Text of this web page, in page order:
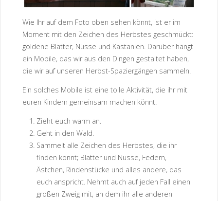
Wie Ihr auf dem Foto oben sehen könnt, ist er im
Moment mit den Zeichen des Herbstes geschmückt:
goldene Blätter, Nüsse und Kastanien. Darüber hängt
ein Mobile, das wir aus den Dingen gestaltet haben,
die wir auf unseren Herbst-Spaziergängen sammeln.
Ein solches Mobile ist eine tolle Aktivität, die ihr mit
euren Kindern gemeinsam machen könnt.
Zieht euch warm an.
Geht in den Wald.
Sammelt alle Zeichen des Herbstes, die ihr
finden könnt; Blätter und Nüsse, Federn,
Ästchen, Rindenstücke und alles andere, das
euch anspricht. Nehmt auch auf jeden Fall einen
großen Zweig mit, an dem ihr alle anderen